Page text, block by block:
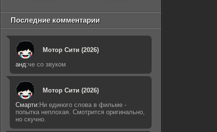
Последние комментарии
Мотор Сити (2026)
анд:че со звуком
Мотор Сити (2026)
Смарти: Ни единого слова в фильме -
попытка неплохая. Смотрится оригинально,
но скучно.